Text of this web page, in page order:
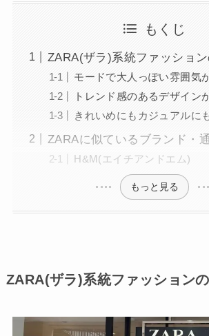
もくじ
ZARA(ザラ)系統ファッショ
モードで大人っぽい雰囲気
トレンド感のあるデザイン
きれいめにもカジュアルに
ZARAに似ているブランド・
H&M(エイチアンドエム)
もっと見る
ZARA(ザラ)系統ファッション